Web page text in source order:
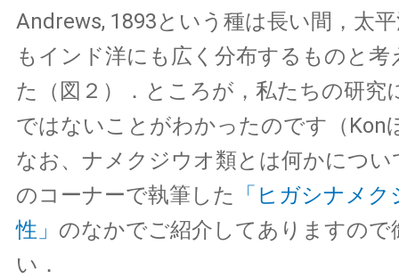
Andrews, 1893という種は長い間，太
もインド洋にも広く分布するものと
た（図２）．ところが，私たちの研究
ではないことがわかったのです（Kon
なお、ナメクジウオ類とは何かにつ
のコーナーで執筆した
「ヒガシナメ
性」 のなかでご紹介してありますので
い．